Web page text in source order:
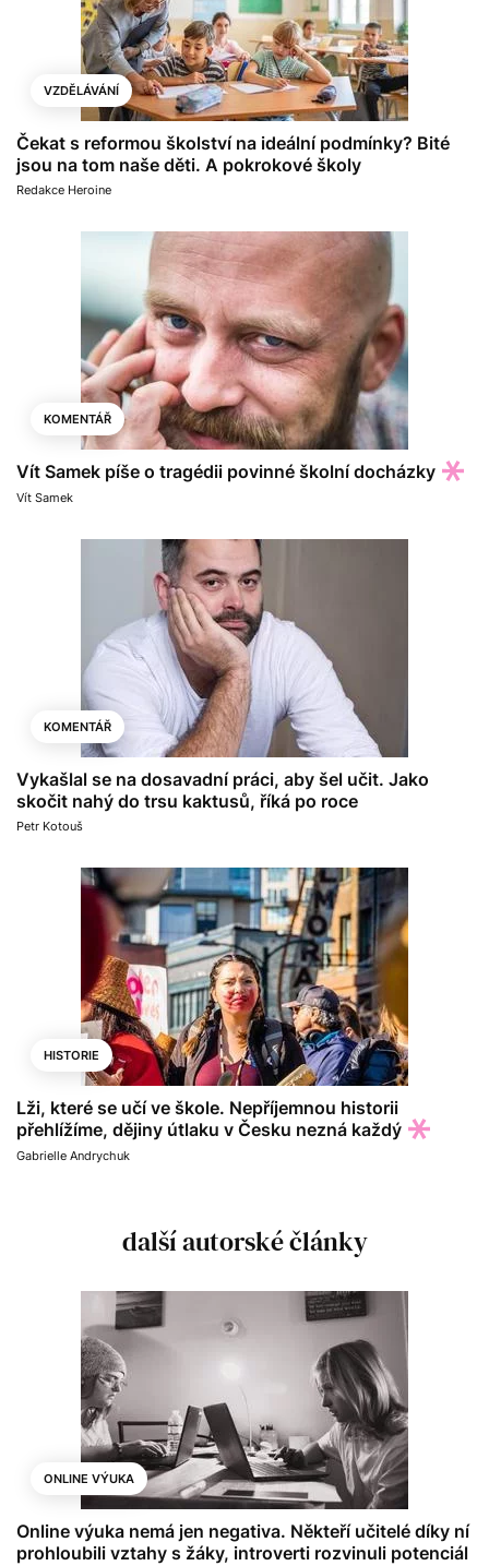
VZDĚLÁVÁNÍ
Čekat s reformou školství na ideální podmínky? Bité
jsou na tom naše děti. A pokrokové školy
Redakce Heroine
KOMENTÁŘ
Vít Samek píše o tragédii povinné školní docházky
Vít Samek
KOMENTÁŘ
Vykašlal se na dosavadní práci, aby šel učit. Jako
skočit nahý do trsu kaktusů, říká po roce
Petr Kotouš
HISTORIE
Lži, které se učí ve škole. Nepříjemnou historii
přehlížíme, dějiny útlaku v Česku nezná každý
Gabrielle Andrychuk
další autorské články
ONLINE VÝUKA
Online výuka nemá jen negativa. Někteří učitelé díky ní
prohloubili vztahy s žáky, introverti rozvinuli potenciál